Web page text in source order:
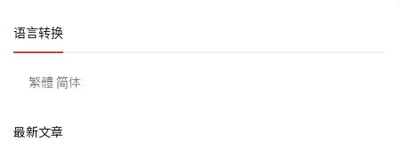
语言转换
繁體 简体
最新文章